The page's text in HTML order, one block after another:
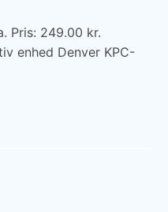
Pris: 249.00 kr.
enhed Denver KPC-